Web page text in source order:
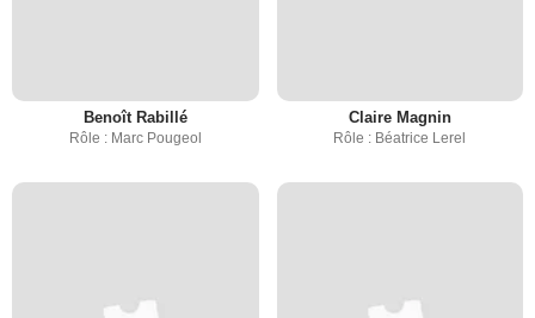
Benoît Rabillé
Rôle : Marc Pougeol
Claire Magnin
Rôle : Béatrice Lerel